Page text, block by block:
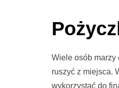
Wiele osób marzy
ruszyć z miejsca.
wykorzystać do